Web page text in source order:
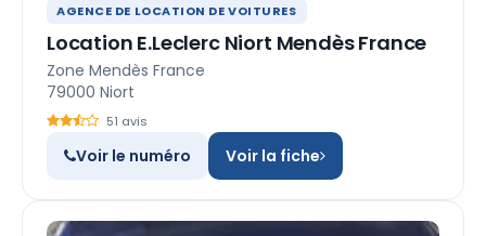
AGENCE DE LOCATION DE VOITURES
Location E.Leclerc Niort Mendès France
Zone Mendès France
79000 Niort
51 avis
Voir le numéro Voir la fiche